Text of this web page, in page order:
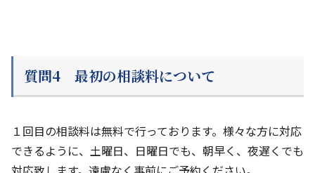
質問4 最初の相談料について
１回目の相談料は無料で行っております。様々な方に対応
できるように、土曜日、日曜日でも、朝早く、夜遅くでも